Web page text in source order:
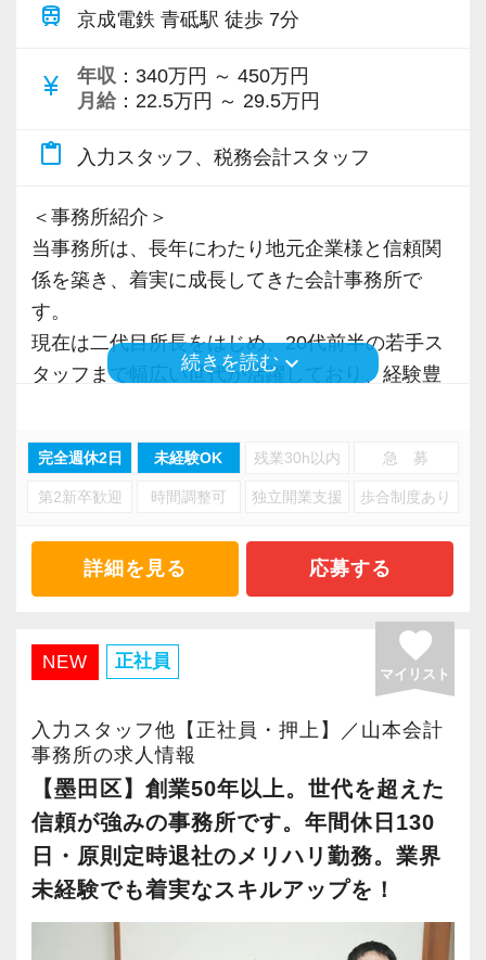
train 京成電鉄 青砥駅 徒歩 7分
currency_yen 年収 ：340万円 ～ 450万円
月給 ：22.5万円 ～ 29.5万円
content_paste 入力スタッフ、税務会計スタッフ
＜事務所紹介＞
当事務所は、長年にわたり地元企業様と信頼関
係を築き、着実に成長してきた会計事務所で
す。
現在は二代目所長をはじめ、20代前半の若手ス
タッフまで幅広い世代が活躍しており、経験豊
があります。
勤続年数の長いスタッフが多く、腰を据えて働
ける職場であることも当事務所の特徴です。
私たちが大切にしているのは、「やるべきこと
をきちんとやる」というシンプルな考え方で
効率よく働き、余計なストレスを抱えず、安心
して長く活躍できる環境づくりを目指していま
す。
一人ひとりの価値観やライフステージを尊重
し、会計人として成長したい方はもちろん、家
庭や子育てと両立しながら働きたい方も歓迎し
ています。
＜仕事内容＞
続きを読む keyboard_arrow_down
完全週休2日 未経験OK 残業30h以内 急 募
第2新卒歓迎 時間調整可 独立開業支援 歩合制度あり
詳細を見る 応募する
NEW 正社員 favorite
マイリスト
入力スタッフ他【正社員・押上】／山本会計
事務所の求人情報
【墨田区】創業50年以上。世代を超えた
信頼が強みの事務所です。年間休日130
日・原則定時退社のメリハリ勤務。業界
未経験でも着実なスキルアップを！